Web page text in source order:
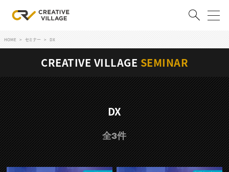
ACCOUNT
ログイン 会員登録
RECRUIT
クリエイター求人を探す
CREATIVE JOB求人検索
特集求人
採用説明会
転職支援サービス
CONTENTS
HOME セミナー DX
CREATIVE VILLAGE SEMINAR
DX
全3件